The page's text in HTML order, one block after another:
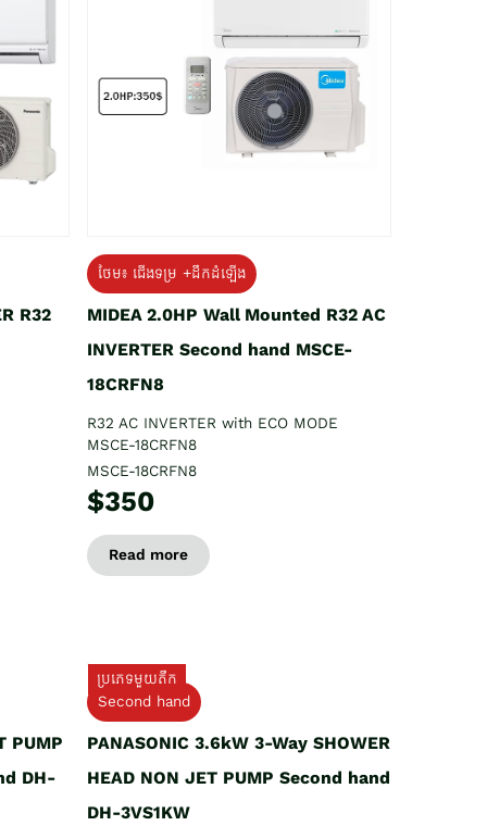
R32
ថែម៖ ជើងទម្រ +ដឹកដំឡើង
MIDEA 2.0HP Wall Mounted R32 AC
INVERTER Second hand MSCE-
18CRFN8
R32 AC INVERTER with ECO MODE
MSCE-18CRFN8
MSCE-18CRFN8
$350
Read more
PUMP
DH-
ប្រភេទមួយតឹក
Second hand
PANASONIC 3.6kW 3-Way SHOWER
HEAD NON JET PUMP Second hand
DH-3VS1KW